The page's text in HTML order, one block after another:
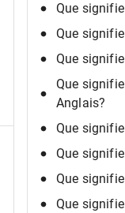
Que
Que
Que
Que
Anglais?
Que
Que
Que
Que